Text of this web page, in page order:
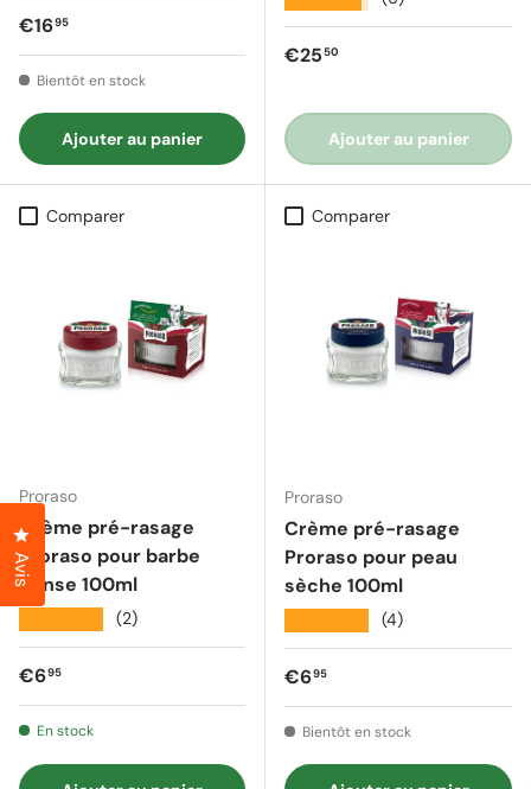
Prix régulier
€1695
Bientôt en stock
Ajouter au panier
Prix régulier
€2550
Ajouter au panier
Comparer
Proraso
Crème pré-rasage
Proraso pour barbe
dense 100ml
(2)
Prix régulier
€695
En stock
Comparer
Proraso
Crème pré-rasage
Proraso pour peau
sèche 100ml
(4)
Prix régulier
€695
Bientôt en stock
Avis
Cliquez pour ouvrir la fenêtre des avis